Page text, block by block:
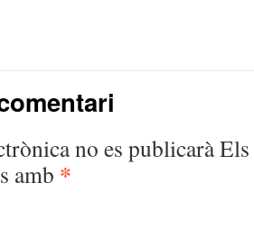
no es publicaràEls
amb *